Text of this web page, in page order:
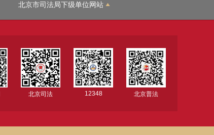
北京市司法局下级单位网站
北京司法 12348 北京普法